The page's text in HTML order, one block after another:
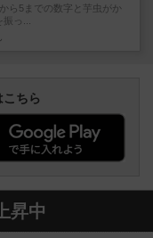
ら5までの数字と芋虫がか
っ...
ちら
昇中